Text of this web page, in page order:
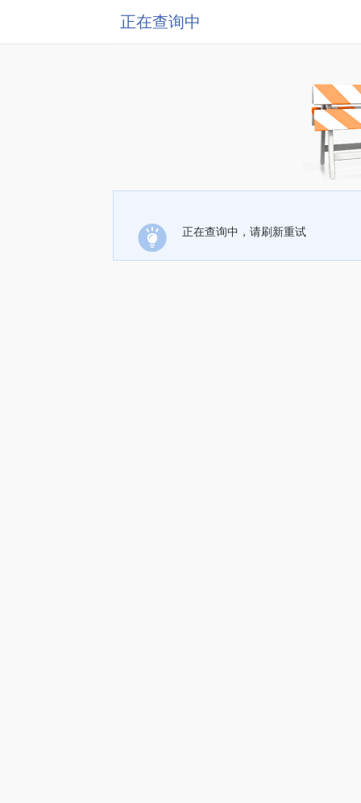
正在查询中
正在查询中，请刷新重试